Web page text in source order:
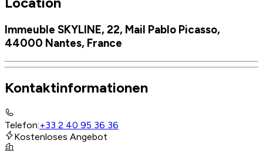
Immeuble SKYLINE, 22, Mail Pablo Picasso,
44000 Nantes, France
Kontaktinformationen
Telefon:+33 2 40 95 36 36
Kostenloses Angebot